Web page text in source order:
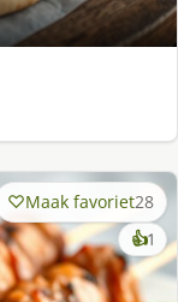
Maak favoriet28
👍1